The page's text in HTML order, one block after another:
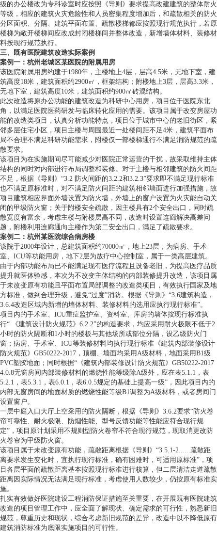
级的办公楼改为专科诊室时应按照《导则》要求提高改建建筑的整体耐火
等级，相应的建筑火灾危险性和人员密集程度增加后，和疏散相关的防火
分区面积、分隔、建筑平面布置、疏散楼梯都应按照现行规范执行，若原
楼梯为敞开楼梯间应改成封闭楼梯间并整体改造，新增墙体材料、装修材
料按现行规范执行。
三、既有医院建筑改造实际案例
案例一：杭州老城区某医院的附属用房
该医院附属用房约建于1980年，主楼地上4层，层高4.5米，无地下室，建
筑高度18米，建筑面积约2900㎡，框架结构；附楼地上3层，层高3.3米，
无地下室，建筑高度10米，建筑面积约900㎡砖混结构。
此次改造将原办公功能的建筑改造为科研中心用房，项目位于医院东北
角，以满足医院医药研发与临床转化应用的需要。该项目属于改变房屋功
能的改造类项目，认真分析功能特点，项目位于城市中心的老旧街区，紧
邻多层住宅小区，项目主楼与周围最近一处楼间距不足4米，建筑平面布
局不合理不满足科研功能需求，附楼仅一部楼梯通行不满足消防规范的疏
散要求。
该项目为在实施期间尽可能减少对医院正常运营的干扰，故采取维持主体
结构的同时对内部进行布局调整和装修。对于主楼与相邻建筑的防火间距
不足，根据《导则》“3.2 防火间距的3.2.2和3.2.3”要求即不满足现行标准
也不满足原标准时，对不满足防火间距的建筑相邻墙面进行加强措施，故
项目建筑相应界面外墙设置为防火墙，外墙上的窗户设置为火灾能自动关
闭的甲级防火窗；关于附楼安全疏散，因主楼具有2个安全出口，同时疏
散宽度有富余，考虑主楼与附楼层高不同，改造时设置连廊解决高差问
题，附楼利用连廊通向主楼作为第二安全出口，满足了疏散要求。
案例二：杭州某医院综合病房楼
该院于2000年设计，总建筑面积约70000㎡，地上23层，为病房、手术
室、ICU等功能用房，地下2层为放疗中心控制室，属于一类高层建筑。
由于内部功能布局已不能满足现有医疗流程且设备老旧，为提高医疗品质
提升就医体验感，本次为不改变主体结构的内部装修提升改造，该项目属
于未改变原有功能且平面布置局部调整的改造类项目，有效执行国家及地
方标准，做到合理升级，避免“过度”消防。根据《导则》“3.6建筑构造，
3.6.4改造区域内新增的墙体材料、装修材料的选用应执行现行标准”。
项目内的手术室、ICU重症监护室、资料室、库房的墙体按现行标准执
行“ 《建筑设计防火规范》6.2.2”的构造要求，均应采用耐火极限不低于2
小时的防火隔断和1小时的楼板与其他场所或部位分隔，设乙级防火门
窗；病房、手术室、ICU等装修材料均执行现行标准《建筑内部装修设计
防火规范》GB50222-2017，顶棚、墙面均采用A级材料，地面采用B1级
PVC塑胶地面；同时根据“《建筑内部装修设计防火规范》GB50222-2017
4.0.8无窗房间内部装修材料的燃烧性能等级除A级外，应在表5.1.1，表
5.2.1，表5.3.1，表6.0.1，表6.0.5规定的基础上提高一级”，因此项目内的
内部无窗房间的地面材质的燃烧性能等级B1调整为A级材料，或者房间门
设置窗户。
一层中庭入口大厅上空采用的防火隔断，根据《导则》3.6.2要求“防火卷
帘可靠性、耐火极限、防烟性能、型号反馈功能等性能应符合现行规
定”，项目原计划采用不规则型防火卷帘不符合现行规范，现取消更改防
火卷帘为甲级防火窗。
该项目属于未改变原有功能，疏散距离根据《导则》“3.5.1-2......疏散距
离要求发生变化时，宜执行现行标准，确有困难时，可适用原标准”，项
目各层平面的疏散距离基本按照现行标准进行核算，但二层清洁走道疏散
距离因实际情况无法满足现行标准，考虑使用人数较少，仍按原有标准实
施。
扎实有效做好医院建设工程消防保证措施至关重要，在开展既有医院建筑
改造的项目管理工作中，应全面了解现状、确定需求的可行性，熟悉新旧
规范，尊重历史和现状，综合考虑新旧规范的差异，改造中以不降低原有
建筑消防标准为底限实施项目的可行性。